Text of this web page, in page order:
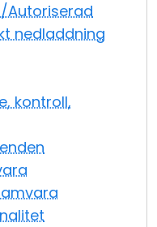
Autoriserad
nedladdning
kontroll,